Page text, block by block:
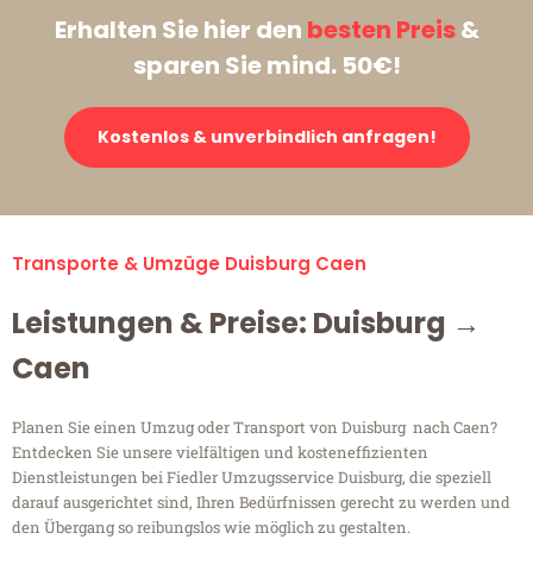
Erhalten Sie hier den besten Preis&
sparen Sie mind. 50€!
Kostenlos & unverbindlich anfragen!
Transporte & Umzüge Duisburg Caen
Leistungen & Preise: Duisburg →
Caen
Planen Sie einen Umzug oder Transport von Duisburg nach Caen?
Entdecken Sie unsere vielfältigen und kosteneffizienten
Dienstleistungen bei Fiedler Umzugsservice Duisburg, die speziell
darauf ausgerichtet sind, Ihren Bedürfnissen gerecht zu werden und
den Übergang so reibungslos wie möglich zu gestalten.